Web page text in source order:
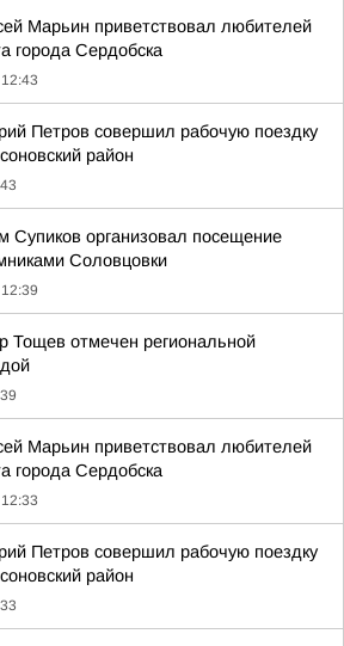
Марьин приветствовал любителей
города Сердобска
12:43
Петров совершил рабочую поездку
район
Супиков организовал посещение
Соловцовки
12:39
Тощев отмечен региональной
Марьин приветствовал любителей
города Сердобска
12:33
Петров совершил рабочую поездку
район